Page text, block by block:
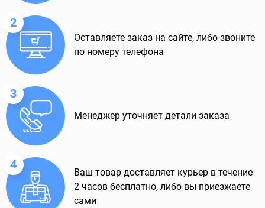
2
Оставляете заказ на сайте, либо звоните
по номеру телефона
3
Менеджер уточняет детали заказа
4
Ваш товар доставляет курьер в течение
2 часов бесплатно, либо вы приезжаете
сами